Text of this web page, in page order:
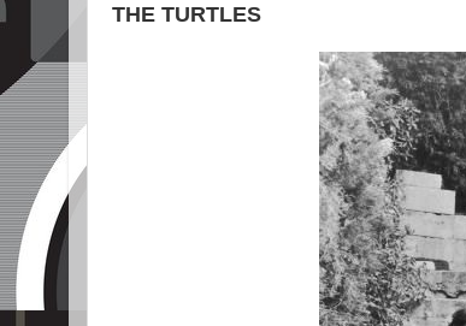
THE TURTLES